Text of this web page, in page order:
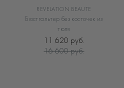
REVELATION BEAUTE
Бюстгальтер без косточек из
тюля
11 620 руб.
16 600 руб.